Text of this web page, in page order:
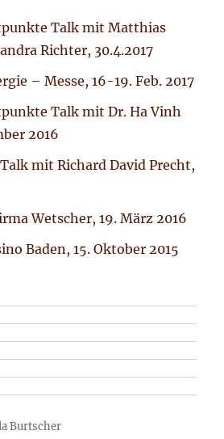
Talk mit Matthias
Richter, 30.4.2017
– Messe, 16-19. Feb. 2017
Talk mit Dr. Ha Vinh
2016
mit Richard David Precht,
Wetscher, 19. März 2016
Baden, 15. Oktober 2015
Burtscher